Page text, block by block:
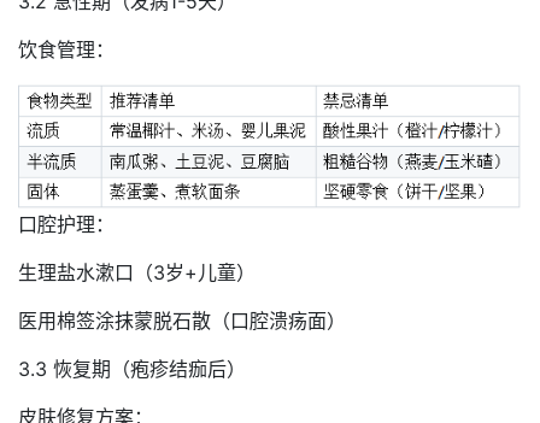
饮食管理：
口腔护理：
生理盐水漱口（3岁+儿童）
医用棉签涂抹蒙脱石散（口腔溃疡面）
3.3 恢复期（疱疹结痂后）
皮肤修复方案：